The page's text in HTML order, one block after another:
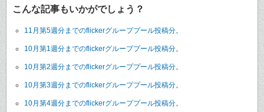
こんな記事もいかがでしょう？
11月第5週分までのflickerグループプール投稿分。
10月第1週分までのflickerグループプール投稿分。
10月第2週分までのflickerグループプール投稿分。
10月第3週分までのflickerグループプール投稿分。
10月第4週分までのflickerグループプール投稿分。